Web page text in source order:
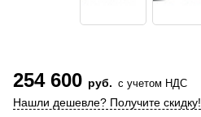
254 600 руб. с учетом НДС
Нашли дешевле? Получите скидку!